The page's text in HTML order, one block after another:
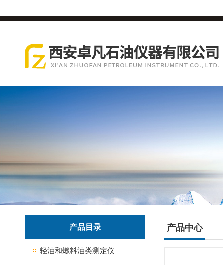
产品目录
轻油和燃料油类测定仪
产品中心